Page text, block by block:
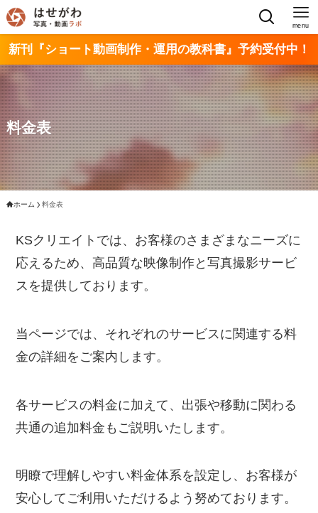
menu
新刊『ショート動画制作・運用の教科書』予約受付中！
料金表
ホーム 料金表
KSクリエイトでは、お客様のさまざまなニーズに
応えるため、高品質な映像制作と写真撮影サービ
スを提供しております。
当ページでは、それぞれのサービスに関連する料
金の詳細をご案内します。
各サービスの料金に加えて、出張や移動に関わる
共通の追加料金もご説明いたします。
明瞭で理解しやすい料金体系を設定し、お客様が
安心してご利用いただけるよう努めております。